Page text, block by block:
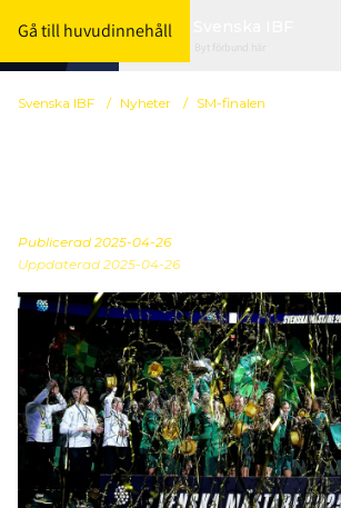
Gå till huvudinnehåll
Byt förbund här
Svenska IBF / Nyheter / SM-finalen
Publicerad 2025-04-26
Uppdaterad 2025-04-26